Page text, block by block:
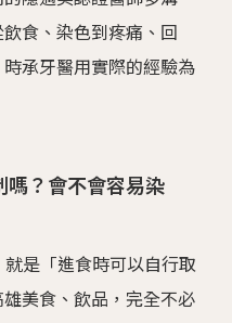
食、染色到疼痛、回
承牙醫用實際的經驗為
嗎？會不會容易染
是「進食時可以自行取
美食、飲品，完全不必